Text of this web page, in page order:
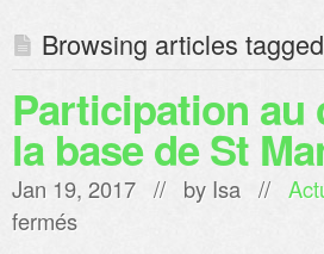
Browsing articles
Participation
la base de St
Jan 19, 2017 // by Isa //
fermésParticipation